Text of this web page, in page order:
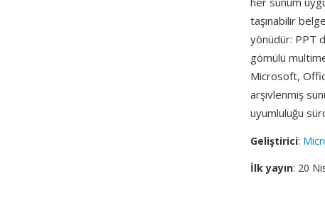
taşınabilir
yönüdür: PPT
gömülü
Microsoft,
arşivlenmiş
uyumluluğu
Geliştirici:
İlk yayın: 20